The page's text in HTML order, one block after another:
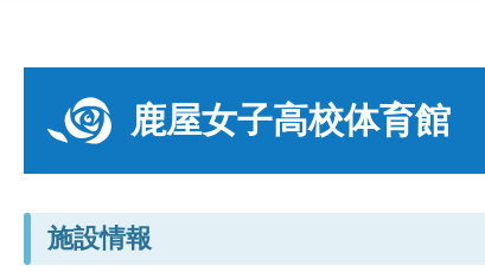
鹿屋女子高校体育館
施設情報